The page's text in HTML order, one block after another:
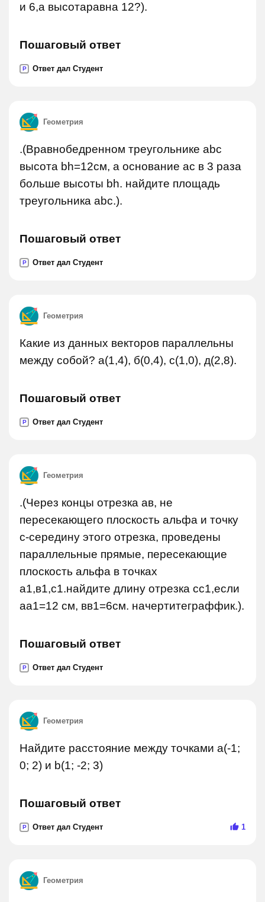
и 6,а высотаравна 12?).
Пошаговый ответ
P Ответ дал Студент
Геометрия
.(Вравнобедренном треугольнике abc
высота bh=12см, а основание ac в 3 раза
больше высоты bh. найдите площадь
треугольника abc.).
Пошаговый ответ
P Ответ дал Студент
Геометрия
Какие из данных векторов параллельны
между собой? а(1,4), б(0,4), с(1,0), д(2,8).
Пошаговый ответ
P Ответ дал Студент
Геометрия
.(Через концы отрезка ав, не
пересекающего плоскость альфа и точку
с-середину этого отрезка, проведены
параллельные прямые, пересекающие
плоскость альфа в точках
а1,в1,с1.найдите длину отрезка сс1,если
аа1=12 см, вв1=6см. начертитеграффик.).
Пошаговый ответ
P Ответ дал Студент
Геометрия
Найдите расстояние между точками a(-1;
0; 2) и b(1; -2; 3)
Пошаговый ответ
P Ответ дал Студент 1
Геометрия